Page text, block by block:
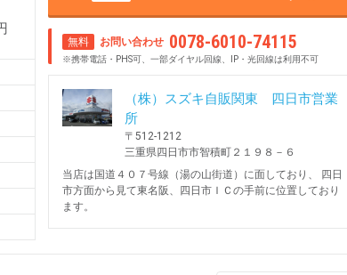
無料 お問い合わせ 0078-6010-74115
※携帯電話・PHS可、一部ダイヤル回線、IP・光回線は利用不可
（株）スズキ自販関東 四日市営業
所
〒512-1212
三重県四日市市智積町２１９８－６
当店は国道４０７号線（湯の山街道）に面しており、 四日
市方面から見て東名阪、四日市ＩＣの手前に位置しており
ます。